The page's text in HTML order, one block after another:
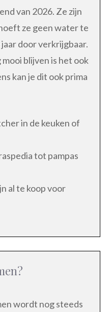
van 2026. Ze zijn
ze geen water te
door verkrijgbaar.
blijven is het ook
kan je dit ook prima
in de keuken of
tot pampas
al te koop voor
wordt nog steeds